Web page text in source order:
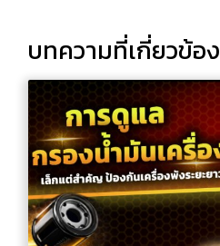
บทความที่เกี่ยวข้อง